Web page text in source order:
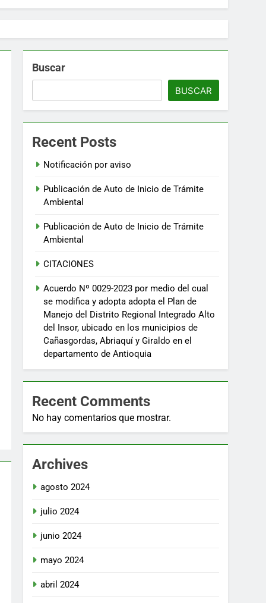
Buscar
BUSCAR
Recent Posts
Notificación por aviso
Publicación de Auto de Inicio de Trámite
Ambiental
Publicación de Auto de Inicio de Trámite
Ambiental
CITACIONES
Acuerdo Nº 0029-2023 por medio del cual
se modifica y adopta adopta el Plan de
Manejo del Distrito Regional Integrado Alto
del Insor, ubicado en los municipios de
Cañasgordas, Abriaquí y Giraldo en el
departamento de Antioquia
Recent Comments
No hay comentarios que mostrar.
Archives
agosto 2024
julio 2024
junio 2024
mayo 2024
abril 2024